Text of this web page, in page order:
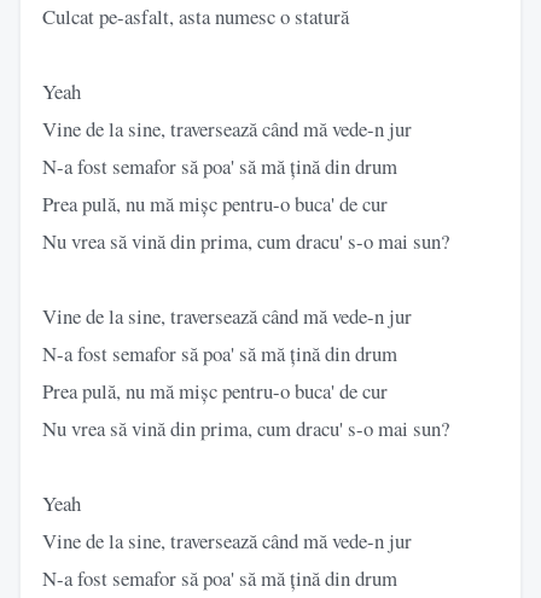
Culcat pe-asfalt, asta numesc o statură
Yeah
Vine de la sine, traversează când mă vede-n jur
N-a fost semafor să poa' să mă țină din drum
Prea pulă, nu mă mișc pentru-o buca' de cur
Nu vrea să vină din prima, cum dracu' s-o mai sun?
Vine de la sine, traversează când mă vede-n jur
N-a fost semafor să poa' să mă țină din drum
Prea pulă, nu mă mișc pentru-o buca' de cur
Nu vrea să vină din prima, cum dracu' s-o mai sun?
Yeah
Vine de la sine, traversează când mă vede-n jur
N-a fost semafor să poa' să mă țină din drum